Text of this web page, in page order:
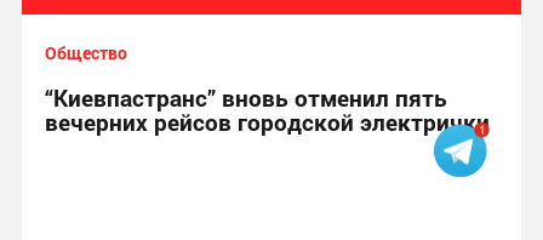
Общество
“Киевпастранс” вновь отменил пять
вечерних рейсов городской электрички